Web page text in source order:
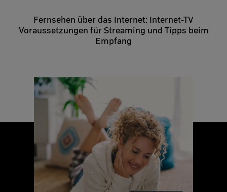
Fernsehen über das Internet: Internet-TV
Voraussetzungen für Streaming und Tipps beim
Empfang